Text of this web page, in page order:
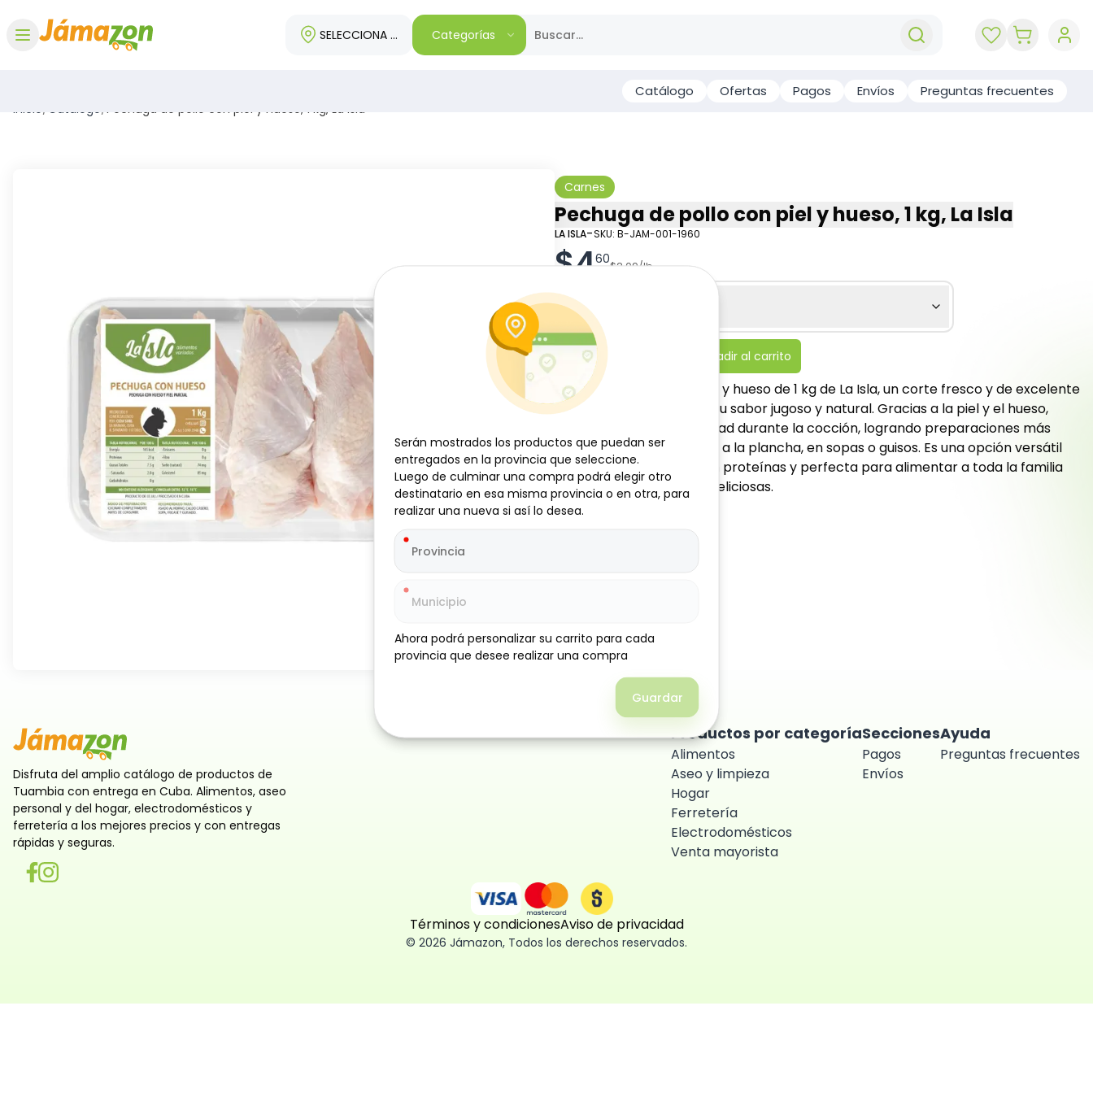
SELECCIONA TU REGIÓNCategorías
Catálogo Ofertas Pagos Envíos Preguntas frecuentes
Inicio/ Catálogo/ Pechuga de pollo con piel y hueso, 1 kg, La Isla
Carnes
Pechuga de pollo con piel y hueso, 1 kg, La Isla
LA ISLA-SKU: B-JAM-001-1960
$4 60$2.09/lb
Especificaciones
Añadir al carrito
Pechuga de pollo con piel y hueso de 1 kg de La Isla, un corte fresco y de excelente
calidad que destaca por su sabor jugoso y natural. Gracias a la piel y el hueso,
conserva mejor la humedad durante la cocción, logrando preparaciones más
sabrosas, ya sea al horno, a la plancha, en sopas o guisos. Es una opción versátil
en la cocina diaria, rica en proteínas y perfecta para alimentar a toda la familia
con recetas nutritivas y deliciosas.
Disfruta del amplio catálogo de productos de
Tuambia con entrega en Cuba. Alimentos, aseo
personal y del hogar, electrodomésticos y
ferretería a los mejores precios y con entregas
rápidas y seguras.
Productos por categoría
Alimentos
Aseo y limpieza
Hogar
Ferretería
Electrodomésticos
Venta mayorista
Secciones
Pagos
Envíos
Ayuda
Preguntas frecuentes
Términos y condicionesAviso de privacidad
© 2026 Jámazon, Todos los derechos reservados.
Serán mostrados los productos que puedan ser
entregados en la provincia que seleccione.
Luego de culminar una compra podrá elegir otro
destinatario en esa misma provincia o en otra, para
realizar una nueva si así lo desea.
Ahora podrá personalizar su carrito para cada
provincia que desee realizar una compra
Guardar
Serán mostrados los productos que puedan ser
entregados en la provincia que seleccione.
Luego de culminar una compra podrá elegir otro
destinatario en esa misma provincia o en otra, para
realizar una nueva si así lo desea.
Ahora podrá personalizar su carrito para cada
provincia que desee realizar una compra
Guardar